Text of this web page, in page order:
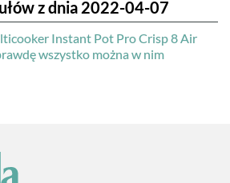
z dnia 2022-04-07
Instant Pot Pro Crisp 8 Air
wszystko można w nim